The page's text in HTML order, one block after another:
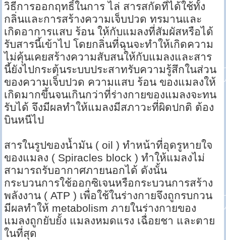
วิธีการออกฤทธิ์ในการ ไล่ สารสกัดที่ได้ใช้ทั้ง
กลิ่นและการสร้างความเจ็บปวด ทรมานและ
เกิดอาการแสบ ร้อน ให้กับแมลงที่สัมผัสหรือได้
รับสารนี้เข้าไป โดยกลิ่นที่ฉุนจะทำให้เกิดความ
ไม่คุ้นเคยสร้างความสับสนให้กับแมลงและสาร
นี้ยังไปกระตุ้นระบบประสาทรับความรู้สึกในส่วน
ของความเจ็บปวด ความแสบ ร้อน ของแมลงให้
เกิดมากขึ้นจนเกินกว่าที่ร่างกายของแมลงจะทน
รับได้ จึงมีผลทำให้แมลงมีสภาวะที่ผิดปกติ ต้อง
บินหนีไป
สารในรูปของน้ำมัน ( oil ) ทำหน้าที่อุดรูหายใจ
ของแมลง ( Spiracles block ) ทำให้แมลงไม่
สามารถรับอากาศภายนอกได้ ดังนั้น
กระบวนการใช้ออกซิเจนหรือกระบวนการสร้าง
พลังงาน ( ATP ) เพื่อใช้ในร่างกายจึงถูกรบกวน
มีผลทำให้ metabolism ภายในร่างกายของ
แมลงถูกยับยั้ง แมลงหมดแรง เฉื่อยชา และตาย
ในที่สุด